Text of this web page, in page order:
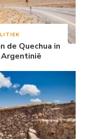
de Quechua in